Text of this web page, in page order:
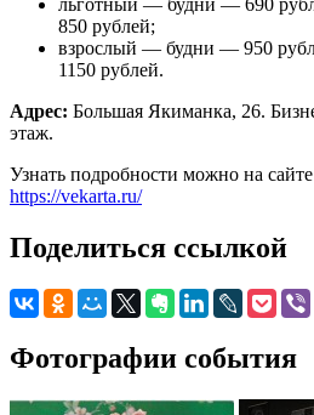
льготный — будни — 690
850 рублей;
взрослый — будни — 950
1150 рублей.
Адрес: Большая Якиманка, 26.
этаж.
Узнать подробности можно на
https://vekarta.ru/
Поделиться ссылкой
Фотографии события